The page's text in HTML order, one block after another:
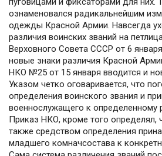
ознаменовался радикальнейшим
одежды Красной Армии. Навсегда
различия воинских званий на
Верховного Совета СССР от 6
новые знаки различия Красной
НКО №25 от 15 января вводится и
Указом четко оговаривается, что
определения воинского звания и
военнослужащего к определенному
Приказ НКО, кроме того определял,
также средством определения
младшего комначсостава к